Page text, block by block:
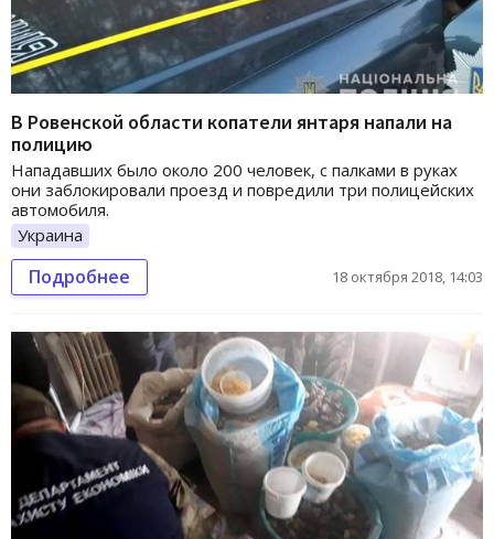
В Ровенской области копатели янтаря напали на
полицию
Нападавших было около 200 человек, с палками в руках
они заблокировали проезд и повредили три полицейских
автомобиля.
Украина
Подробнее 18 октября 2018, 14:03